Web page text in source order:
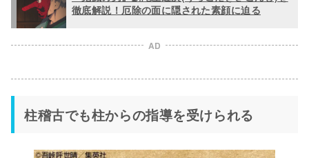
徹底解説！厄除の面に隠された素顔に迫る
AD
柱稽古でも柱からの指導を受けられる